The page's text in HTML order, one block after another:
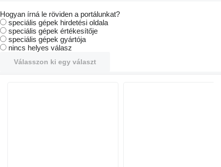
Hogyan írná le röviden a portálunkat?
speciális gépek hirdetési oldala
speciális gépek értékesítője
speciális gépek gyártója
nincs helyes válasz
Válasszon ki egy választ